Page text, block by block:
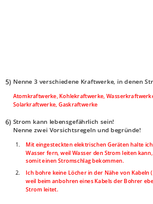
5) Nenne 3 verschiedene Kraftwerke, in denen
Atomkraftwerke, Kohlekraftwerke,
Solarkraftwerke, Gaskraftwerke
6) Strom kann lebensgefährlich sein!
Nenne zwei Vorsichtsregeln und begründe!
1.
Mit eingesteckten elektrischen Geräten halte
Wasser fern, weil Wasser den Strom leiten
somit einen Stromschlag bekommen.
2.
Ich bohre keine Löcher in der Nähe von Kabeln
weil beim anbohren eines Kabels der Bohrer
Strom leitet.